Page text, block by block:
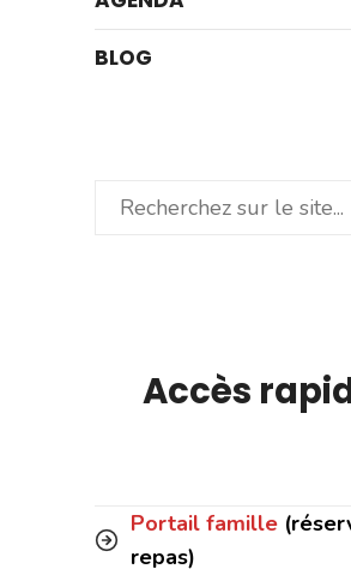
BLOG
Rechercher
Accès
Portail famille
repas)